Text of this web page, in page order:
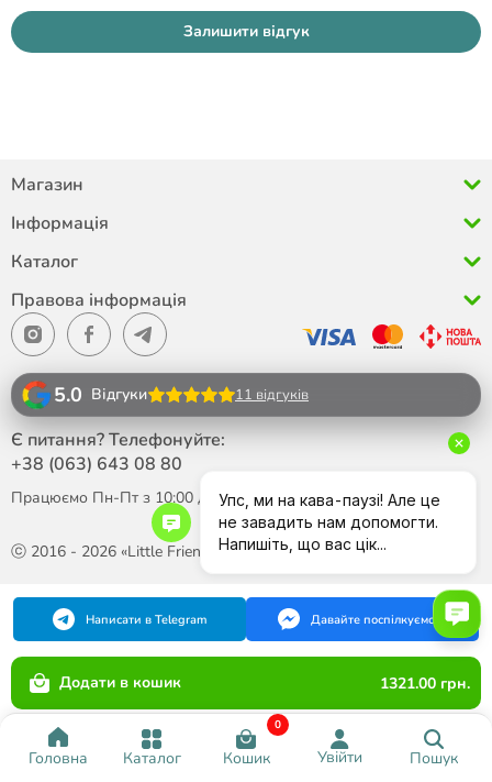
Головна Каталог Кошик
0
Увійти Пошук
Залишити відгук
Додати в кошик 1321.00 грн.
Магазин
Інформація
Каталог
Правова інформація
ⓒ 2016 - 2026 «Little Friend»
5.0 Відгуки 11 відгуків
Є питання? Телефонуйте:
+38 (063) 643 08 80
Працюємо Пн-Пт з 10:00 до 18:00
Написати в Telegram Давайте поспілкуємося